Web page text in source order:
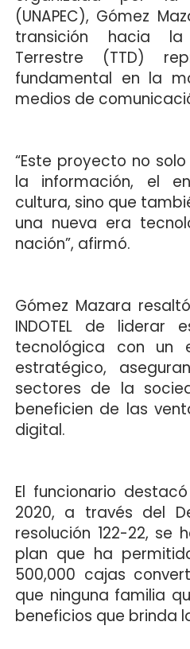
(UNAPEC), Gómez
transición hacia la
Terrestre (TTD)
fundamental en la
medios de
“Este proyecto no
la información, el
cultura, sino que
una nueva era
nación”, afirmó.
Gómez Mazara
INDOTEL de liderar
tecnológica con un
estratégico,
sectores de la
beneficien de las
digital.
El funcionario
2020, a través del
resolución 122-22, se
plan que ha
500,000 cajas
que ninguna familia
beneficios que brinda